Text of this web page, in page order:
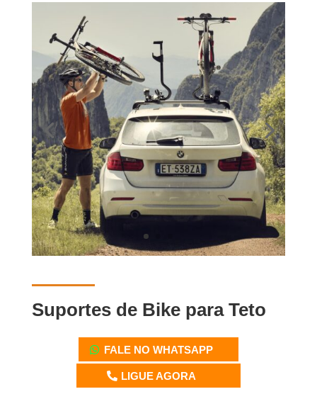
Suportes de Bike para Teto
FALE NO WHATSAPP
LIGUE AGORA